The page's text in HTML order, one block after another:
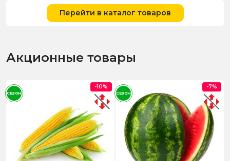
Перейти в каталог товаров
Акционные товары
-10%
СЕЗОН
-7%
СЕЗОН